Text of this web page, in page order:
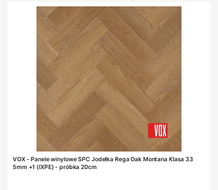
VOX - Panele winylowe SPC Jodełka Rega Oak Montana Klasa 33
5mm +1 (IXPE) - próbka 20cm